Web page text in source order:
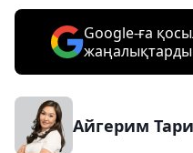
Google-ға
Айгерим